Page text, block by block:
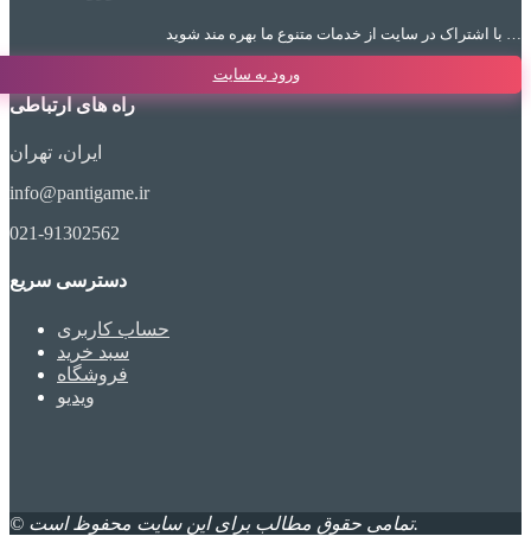
ورود به سایت
راه های ارتباطی
ایران، تهران
info@pantigame.ir
021-91302562
دسترسی سریع
حساب کاربری
سبد خرید
فروشگاه
ویدیو
© تمامی حقوق مطالب برای این سایت محفوظ است.